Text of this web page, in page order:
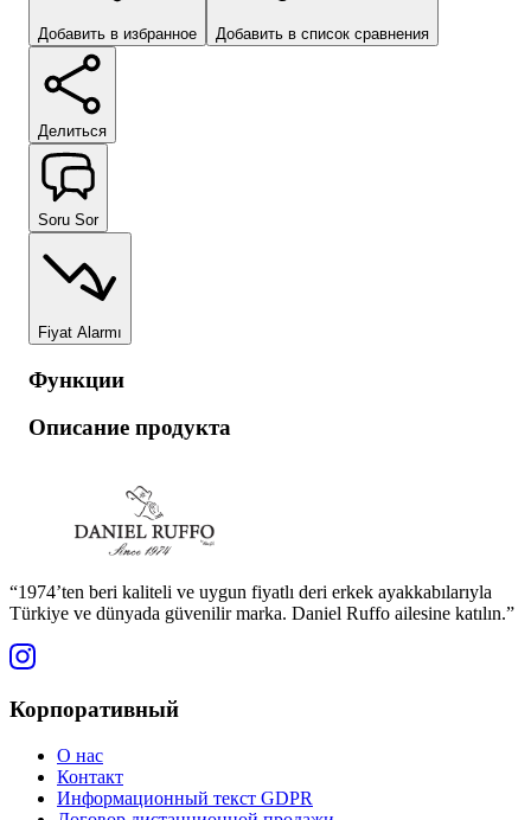
Добавить в избранное Добавить в список сравнения
Делиться
Soru Sor
Fiyat Alarmı
Функции
Описание продукта
“1974’ten beri kaliteli ve uygun fiyatlı deri erkek ayakkabılarıyla
Türkiye ve dünyada güvenilir marka. Daniel Ruffo ailesine katılın.”
Корпоративный
О нас
Контакт
Информационный текст GDPR